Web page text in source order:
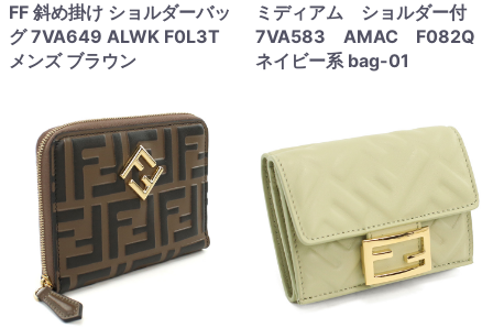
FF 斜め掛け ショルダーバッ
グ 7VA649 ALWK F0L3T
メンズ ブラウン
ミディアム ショルダー付
7VA583 AMAC F082Q
ネイビー系 bag-01